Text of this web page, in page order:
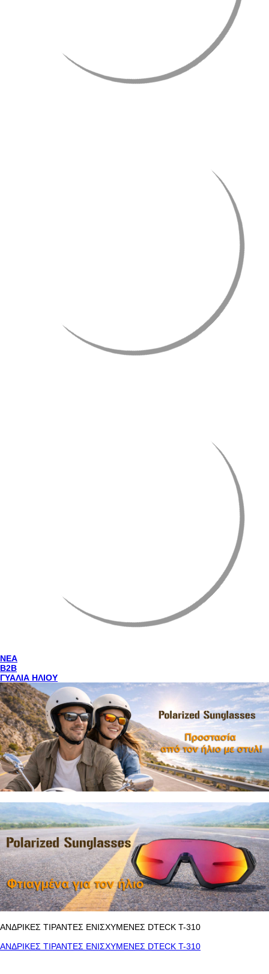
NEA
Β2Β
ΓΥΑΛΙΑ ΗΛΙΟΥ
ΑΝΔΡΙΚΕΣ ΤΙΡΑΝΤΕΣ ΕΝΙΣΧΥΜΕΝΕΣ DTECK T-310
ΑΝΔΡΙΚΕΣ ΤΙΡΑΝΤΕΣ ΕΝΙΣΧΥΜΕΝΕΣ DTECK T-310